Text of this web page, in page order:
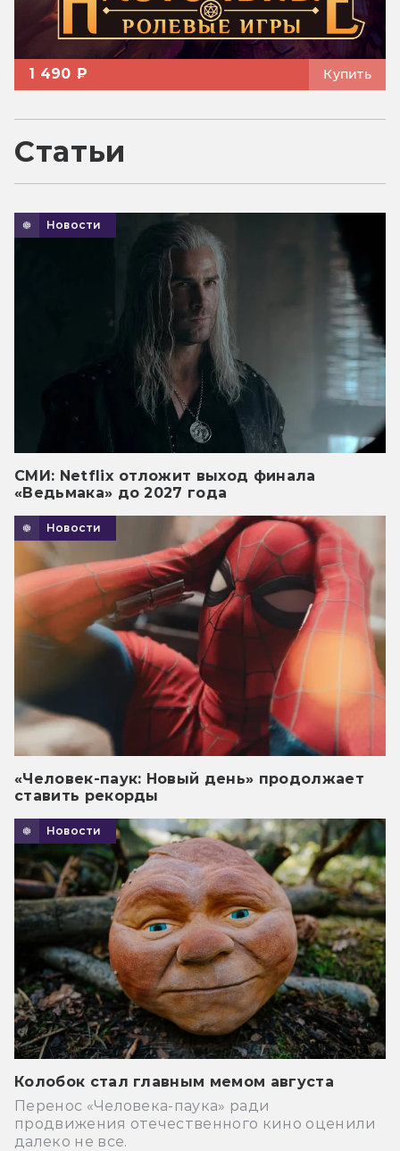
1 490 ₽ Купить
Статьи
Новости
СМИ: Netflix отложит выход финала
«Ведьмака» до 2027 года
Новости
«Человек-паук: Новый день» продолжает
ставить рекорды
Новости
Колобок стал главным мемом августа
Перенос «Человека-паука» ради
продвижения отечественного кино оценили
далеко не все.